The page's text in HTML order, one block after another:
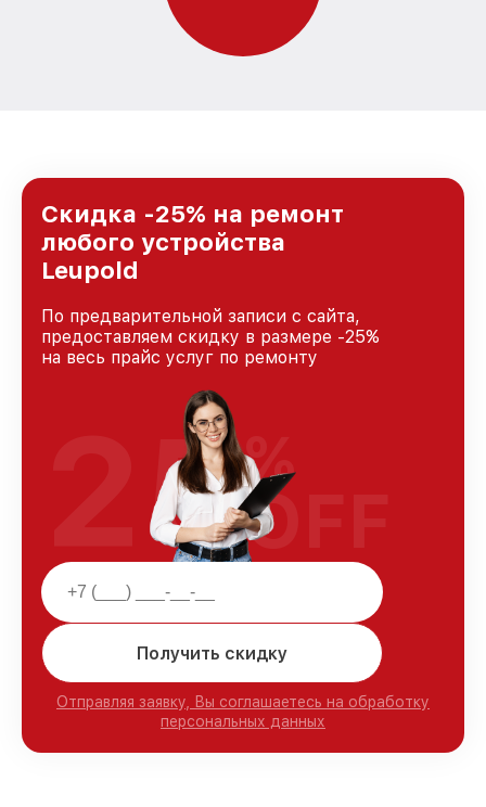
Скидка -25% на ремонт
любого устройства
Leupold
По предварительной записи с сайта,
предоставляем скидку в размере -25%
на весь прайс услуг по ремонту
Получить скидку
Отправляя заявку, Вы соглашаетесь на обработку
персональных данных
25%
OFF